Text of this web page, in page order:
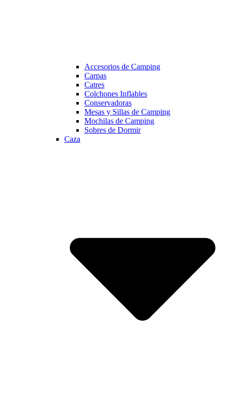
Accesorios de Camping
Carpas
Catres
Colchones Inflables
Conservadoras
Mesas y Sillas de Camping
Mochilas de Camping
Sobres de Dormir
Caza